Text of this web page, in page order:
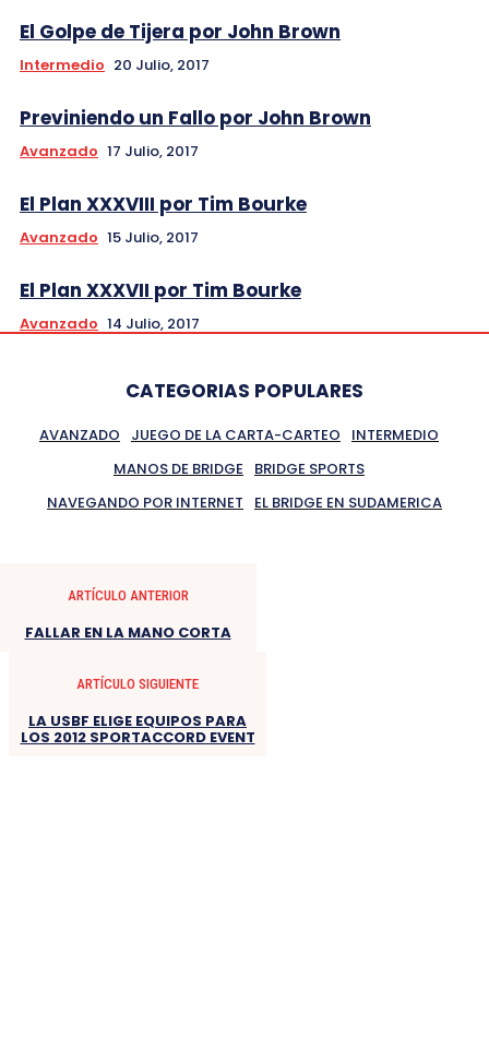
El Golpe de Tijera por John Brown
Intermedio 20 Julio, 2017
Previniendo un Fallo por John Brown
Avanzado 17 Julio, 2017
El Plan XXXVIII por Tim Bourke
Avanzado 15 Julio, 2017
El Plan XXXVII por Tim Bourke
Avanzado 14 Julio, 2017
CATEGORIAS POPULARES
AVANZADO JUEGO DE LA CARTA-CARTEO
INTERMEDIO
MANOS DE BRIDGE
BRIDGE SPORTS
NAVEGANDO POR INTERNET
EL BRIDGE EN SUDAMERICA
ARTÍCULO ANTERIOR
FALLAR EN LA MANO CORTA
ARTÍCULO SIGUIENTE
LA USBF ELIGE EQUIPOS PARA
LOS 2012 SPORTACCORD EVENT